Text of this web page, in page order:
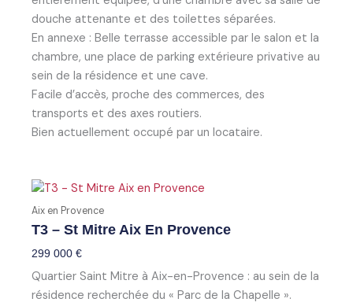
douche attenante et des toilettes séparées.
En annexe : Belle terrasse accessible par le salon et la
chambre, une place de parking extérieure privative au
sein de la résidence et une cave.
Facile d’accès, proche des commerces, des
transports et des axes routiers.
Bien actuellement occupé par un locataire.
Aix en Provence
T3 – St Mitre Aix En Provence
299 000€
Quartier Saint Mitre à Aix-en-Provence : au sein de la
résidence recherchée du « Parc de la Chapelle ».